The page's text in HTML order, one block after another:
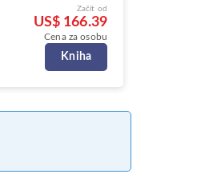
Začít od
US$ 166.39
Cena za osobu
Kniha